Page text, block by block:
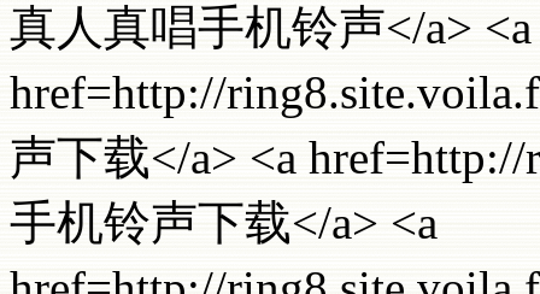
真人真唱手机铃声</a> <a
href=http://
声下载</a> <a
手机铃声下载</a> <a